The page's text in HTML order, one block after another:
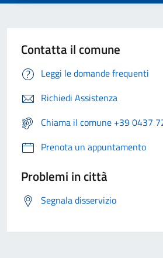
Contatta il comune
Leggi le domande frequenti
Richiedi Assistenza
Chiama il comune +39 0437
Prenota un appuntamento
Problemi in città
Segnala disservizio